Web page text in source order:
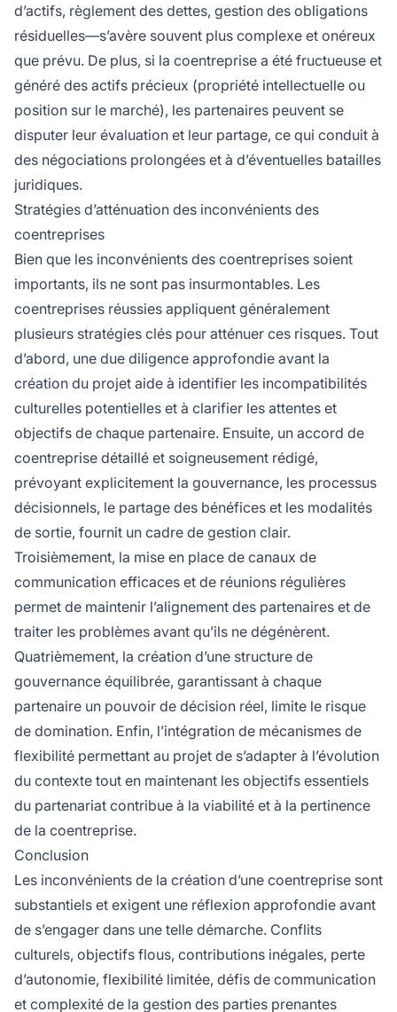
d’actifs, règlement des dettes, gestion des obligations
résiduelles—s’avère souvent plus complexe et onéreux
que prévu. De plus, si la coentreprise a été fructueuse et
généré des actifs précieux (propriété intellectuelle ou
position sur le marché), les partenaires peuvent se
disputer leur évaluation et leur partage, ce qui conduit à
des négociations prolongées et à d’éventuelles batailles
juridiques.
Stratégies d’atténuation des inconvénients des
coentreprises
Bien que les inconvénients des coentreprises soient
importants, ils ne sont pas insurmontables. Les
coentreprises réussies appliquent généralement
plusieurs stratégies clés pour atténuer ces risques. Tout
d’abord, une due diligence approfondie avant la
création du projet aide à identifier les incompatibilités
culturelles potentielles et à clarifier les attentes et
objectifs de chaque partenaire. Ensuite, un accord de
coentreprise détaillé et soigneusement rédigé,
prévoyant explicitement la gouvernance, les processus
décisionnels, le partage des bénéfices et les modalités
de sortie, fournit un cadre de gestion clair.
Troisièmement, la mise en place de canaux de
communication efficaces et de réunions régulières
permet de maintenir l’alignement des partenaires et de
traiter les problèmes avant qu’ils ne dégénèrent.
Quatrièmement, la création d’une structure de
gouvernance équilibrée, garantissant à chaque
partenaire un pouvoir de décision réel, limite le risque
de domination. Enfin, l’intégration de mécanismes de
flexibilité permettant au projet de s’adapter à l’évolution
du contexte tout en maintenant les objectifs essentiels
du partenariat contribue à la viabilité et à la pertinence
de la coentreprise.
Conclusion
Les inconvénients de la création d’une coentreprise sont
substantiels et exigent une réflexion approfondie avant
de s’engager dans une telle démarche. Conflits
culturels, objectifs flous, contributions inégales, perte
d’autonomie, flexibilité limitée, défis de communication
et complexité de la gestion des parties prenantes